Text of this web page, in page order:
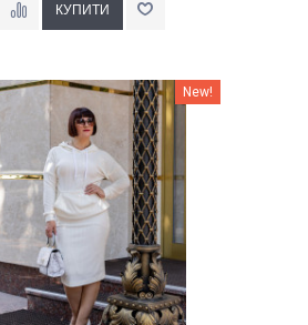
Наклейки Варіант з % New!